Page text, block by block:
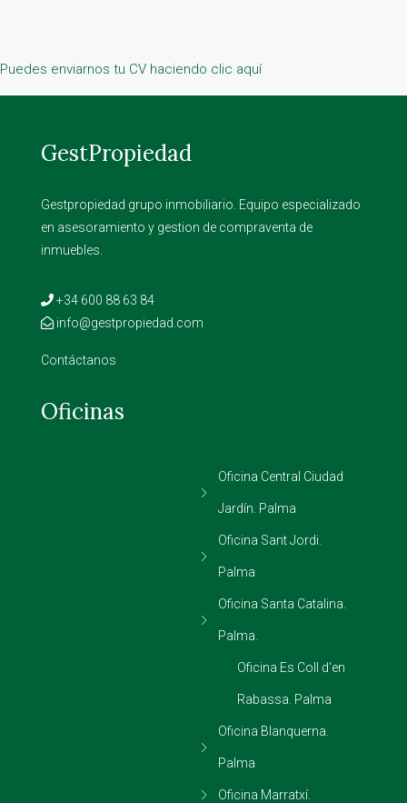
Puedes enviarnos tu CV haciendo clic aquí
GestPropiedad
Gestpropiedad grupo inmobiliario. Equipo especializado
en asesoramiento y gestion de compraventa de
inmuebles.
+34 600 88 63 84
info@gestpropiedad.com
Contáctanos
Oficinas
Oficina Central Ciudad
Jardín. Palma
Oficina Sant Jordi.
Palma
Oficina Santa Catalina.
Palma.
Oficina Es Coll d'en
Rabassa. Palma
Oficina Blanquerna.
Palma
Oficina Marratxí.